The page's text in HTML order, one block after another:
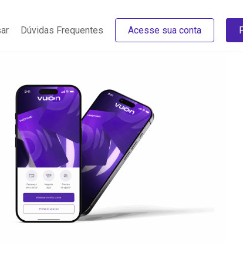
Dúvidas Frequentes Acesse sua conta